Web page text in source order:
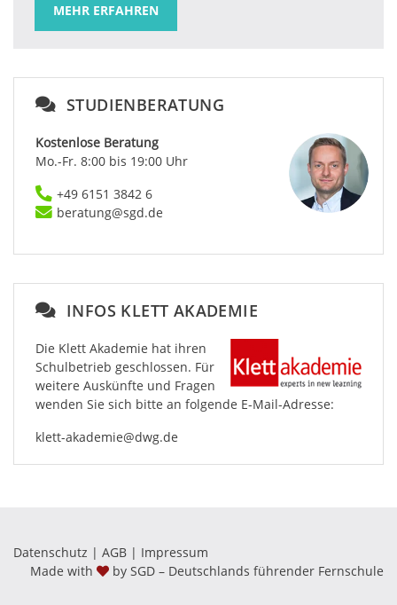
MEHR ERFAHREN
STUDIENBERATUNG
Kostenlose Beratung
Mo.-Fr. 8:00 bis 19:00 Uhr
+49 6151 3842 6
beratung@sgd.de
INFOS KLETT AKADEMIE
Die Klett Akademie hat ihren
Schulbetrieb geschlossen. Für
weitere Auskünfte und Fragen
wenden Sie sich bitte an folgende E-Mail-Adresse:
klett-akademie@dwg.de
Datenschutz | AGB | Impressum
Made with
by SGD – Deutschlands führender Fernschule